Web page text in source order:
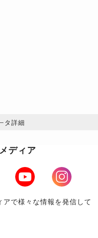
タ詳細
ディア
Youtube
Instagram
で様々な情報を発信して